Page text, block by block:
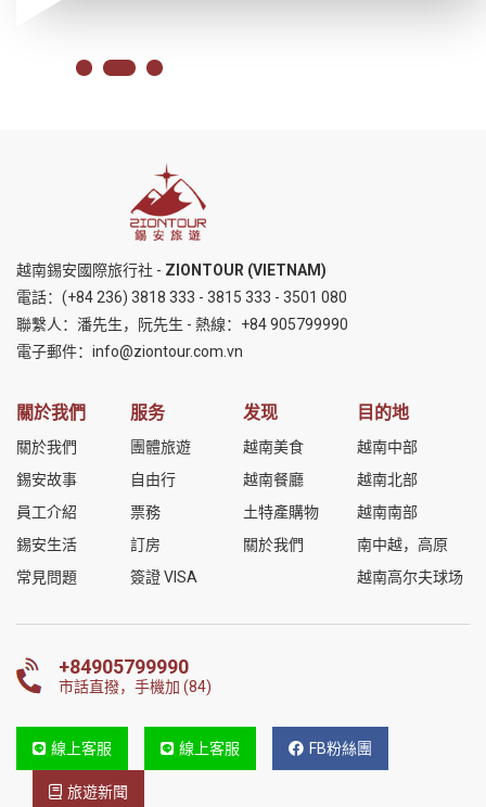
越南錫安國際旅行社 - ZIONTOUR (VIETNAM)
電話： (+84 236) 3818 333 - 3815 333 - 3501 080
聯繫人：潘先生，阮先生 - 熱線： +84 905799990
電子郵件： info@ziontour.com.vn
關於我們
關於我們
錫安故事
員工介紹
錫安生活
常見問題
服务
團體旅遊
自由行
票務
訂房
簽證 VISA
发现
越南美食
越南餐廳
土特產購物
關於我們
目的地
越南中部
越南北部
越南南部
南中越，高原
越南高尔夫球场
+84905799990
市話直撥，手機加 (84)
線上客服 線上客服 FB粉絲團
旅遊新聞